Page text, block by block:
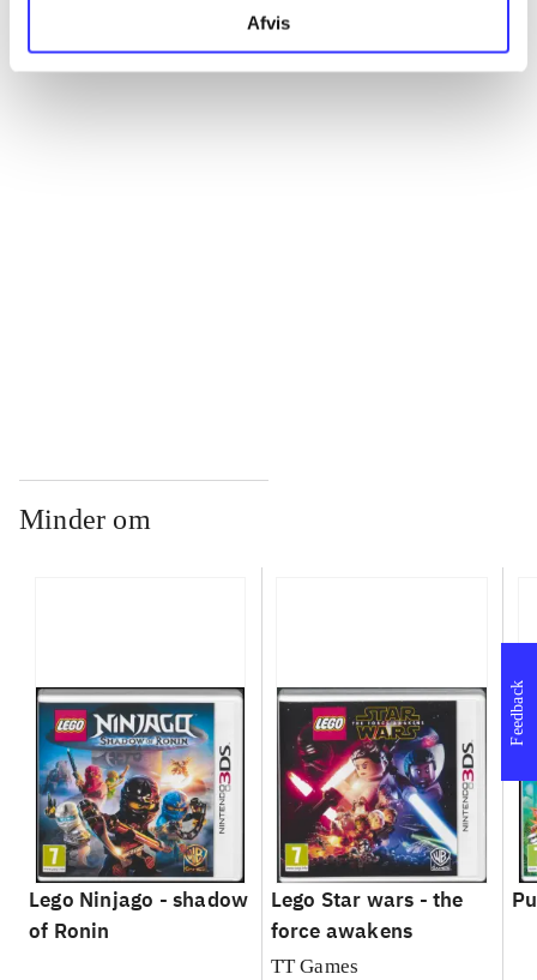
Afvis
Minder om
Lego Ninjago - shadow
of Ronin
Lego Star wars - the
force awakens
TT Games
Feedback